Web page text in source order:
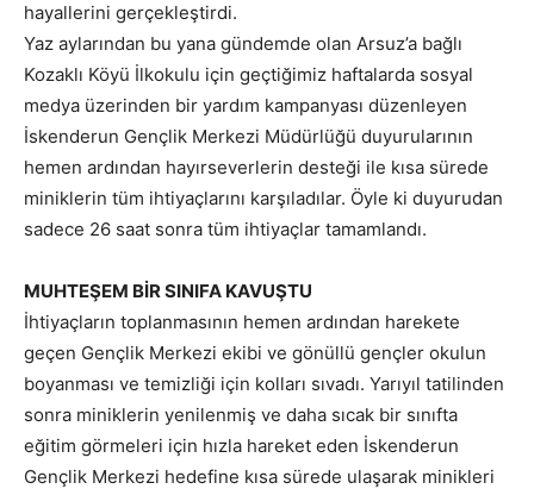
hayallerini gerçekleştirdi.
Yaz aylarından bu yana gündemde olan Arsuz’a bağlı
Kozaklı Köyü İlkokulu için geçtiğimiz haftalarda sosyal
medya üzerinden bir yardım kampanyası düzenleyen
İskenderun Gençlik Merkezi Müdürlüğü duyurularının
hemen ardından hayırseverlerin desteği ile kısa sürede
miniklerin tüm ihtiyaçlarını karşıladılar. Öyle ki duyurudan
sadece 26 saat sonra tüm ihtiyaçlar tamamlandı.
MUHTEŞEM BİR SINIFA KAVUŞTU
İhtiyaçların toplanmasının hemen ardından harekete
geçen Gençlik Merkezi ekibi ve gönüllü gençler okulun
boyanması ve temizliği için kolları sıvadı. Yarıyıl tatilinden
sonra miniklerin yenilenmiş ve daha sıcak bir sınıfta
eğitim görmeleri için hızla hareket eden İskenderun
Gençlik Merkezi hedefine kısa sürede ulaşarak minikleri